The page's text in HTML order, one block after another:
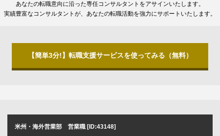
あなたの転職意向に沿った専任コンサルタントをアサインいたします。
実績豊富なコンサルタントが、あなたの転職活動を強力にサポートいたします。
【簡単3分!】転職支援サービスを使ってみる（無料）
米州・海外営業部 営業職 [ID:43148]